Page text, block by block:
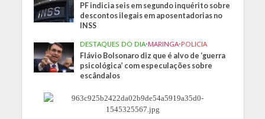
PF indicia seis em segundo inquérito sobre
descontos ilegais em aposentadorias no
INSS
DESTAQUES DO DIA•MARINGA•POLICIA
Flávio Bolsonaro diz que é alvo de ‘guerra
psicológica’ com especulações sobre
escândalos